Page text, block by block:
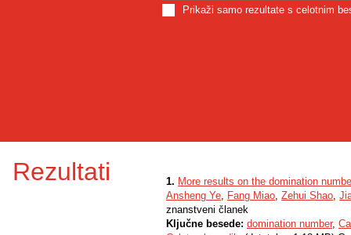
Prikaži samo rezultate s celotnim
Rezultati 1. More results on the domination
Ansheng Ye, Fang Miao, Zehui Shao,
znanstveni članek
Ključne besede: domination number,